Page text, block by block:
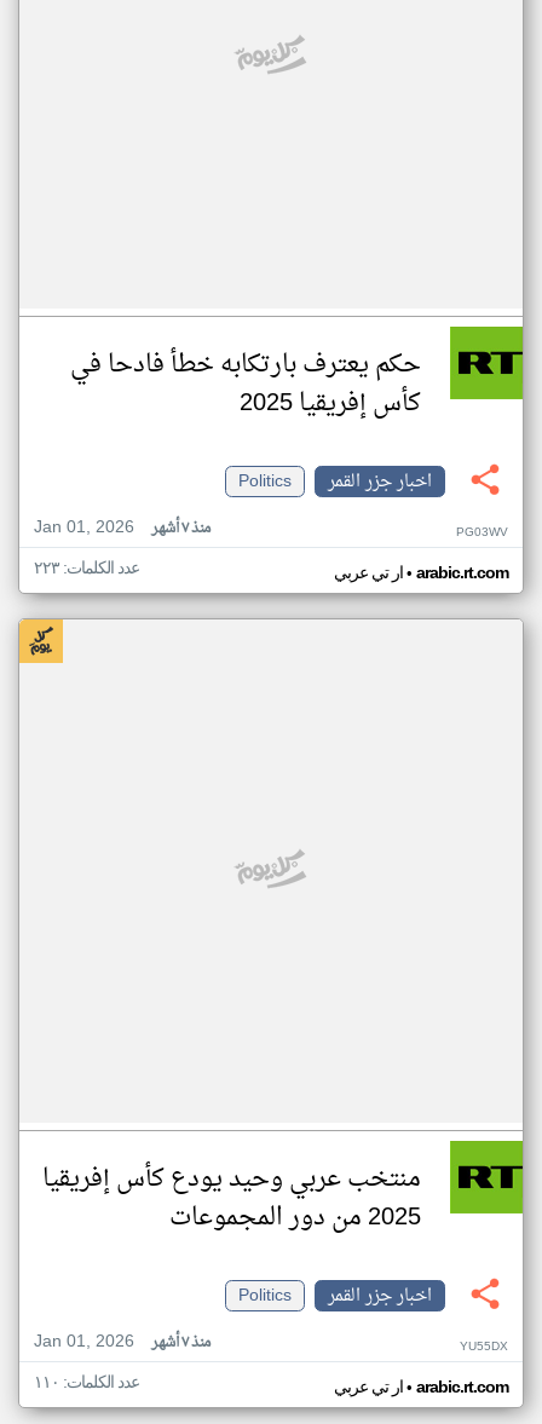
حكم يعترف بارتكابه خطأ فادحا في
كأس إفريقيا 2025
اخبار جزر القمر
Politics
Jan 01, 2026
منذ ٧ أشهر PG03WV
ار تي عربي• arabic.rt.com عدد الكلمات: ٢٢٣
منتخب عربي وحيد يودع كأس إفريقيا
2025 من دور المجموعات
اخبار جزر القمر
Politics
Jan 01, 2026
منذ ٧ أشهر YU55DX
ار تي عربي• arabic.rt.com عدد الكلمات: ١١٠